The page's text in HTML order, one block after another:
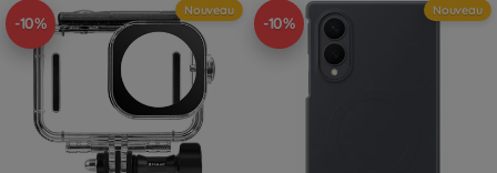
-10%
Nouveau
-10%
Nouveau